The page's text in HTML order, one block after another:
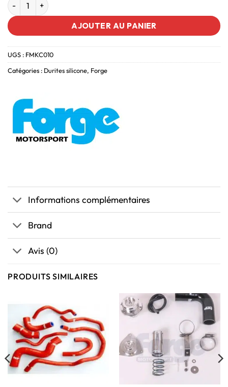
AJOUTER AU PANIER
UGS : FMKC010
Catégories : Durites silicone, Forge
Informations complémentaires
Brand
Avis (0)
PRODUITS SIMILAIRES